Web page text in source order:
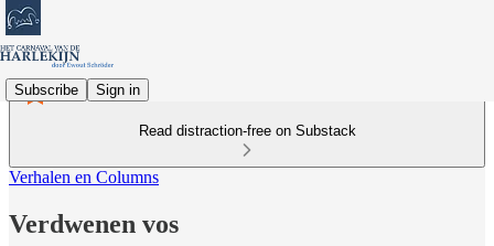
Subscribe Sign in
Read distraction-free on Substack
Verhalen en Columns
Verdwenen vos